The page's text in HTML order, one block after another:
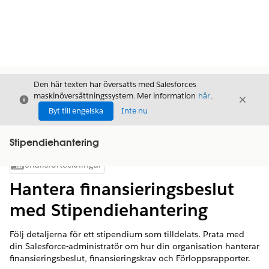
Stäng
Den här texten har översatts med Salesforces
maskinöversättningssystem. Mer information här.
Byt till engelska
Inte nu
Stäng
Stipendiehantering
Visa innehållsförteckning
Innehållsförteckningar
Hantera finansieringsbeslut
med Stipendiehantering
Följ detaljerna för ett stipendium som tilldelats. Prata med
din Salesforce-administratör om hur din organisation hanterar
finansieringsbeslut, finansieringskrav och Förloppsrapporter.